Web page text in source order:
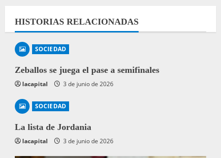
HISTORIAS RELACIONADAS
SOCIEDAD
Zeballos se juega el pase a semifinales
lacapital 3 de junio de 2026
SOCIEDAD
La lista de Jordania
lacapital 3 de junio de 2026